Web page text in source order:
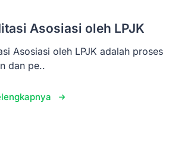
Asosiasi oleh LPJK
Asosiasi oleh LPJK adalah proses
dan pe..